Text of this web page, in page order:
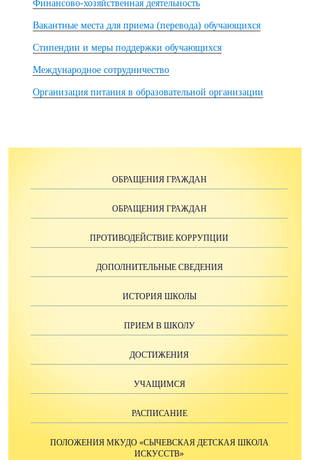
Финансово-хозяйственная деятельность
Вакантные места для приема (перевода) обучающихся
Стипендии и меры поддержки обучающихся
Международное сотрудничество
Организация питания в образовательной организации
ОБРАЩЕНИЯ ГРАЖДАН
ОБРАЩЕНИЯ ГРАЖДАН
ПРОТИВОДЕЙСТВИЕ КОРРУПЦИИ
ДОПОЛНИТЕЛЬНЫЕ СВЕДЕНИЯ
ИСТОРИЯ ШКОЛЫ
ПРИЕМ В ШКОЛУ
ДОСТИЖЕНИЯ
УЧАЩИМСЯ
РАСПИСАНИЕ
ПОЛОЖЕНИЯ МКУДО «СЫЧЕВСКАЯ ДЕТСКАЯ ШКОЛА
ИСКУССТВ»